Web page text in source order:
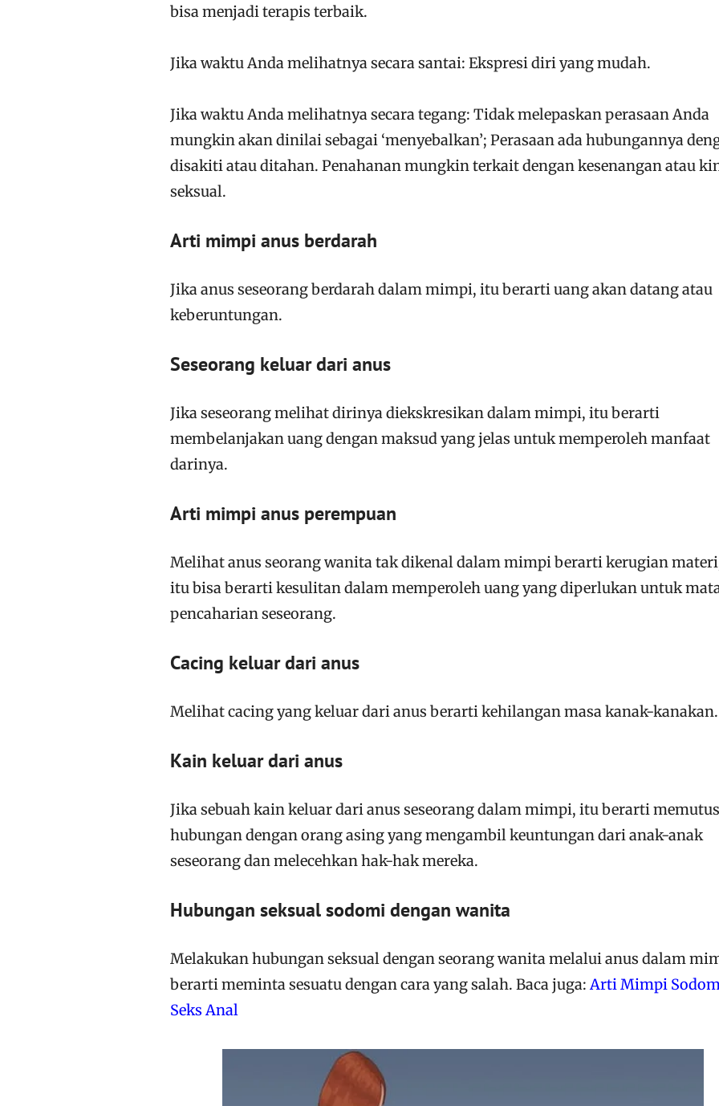
bisa menjadi terapis terbaik.
Jika waktu Anda melihatnya secara santai: Ekspresi diri yang mudah.
Jika waktu Anda melihatnya secara tegang: Tidak melepaskan perasaan Anda
mungkin akan dinilai sebagai ‘menyebalkan’; Perasaan ada hubungannya
disakiti atau ditahan. Penahanan mungkin terkait dengan kesenangan atau
seksual.
Arti mimpi anus berdarah
Jika anus seseorang berdarah dalam mimpi, itu berarti uang akan datang atau
keberuntungan.
Seseorang keluar dari anus
Jika seseorang melihat dirinya diekskresikan dalam mimpi, itu berarti
membelanjakan uang dengan maksud yang jelas untuk memperoleh manfaat
darinya.
Arti mimpi anus perempuan
Melihat anus seorang wanita tak dikenal dalam mimpi berarti kerugian
itu bisa berarti kesulitan dalam memperoleh uang yang diperlukan untuk
pencaharian seseorang.
Cacing keluar dari anus
Melihat cacing yang keluar dari anus berarti kehilangan masa kanak-kanakan.
Kain keluar dari anus
Jika sebuah kain keluar dari anus seseorang dalam mimpi, itu berarti
hubungan dengan orang asing yang mengambil keuntungan dari anak-anak
seseorang dan melecehkan hak-hak mereka.
Hubungan seksual sodomi dengan wanita
Melakukan hubungan seksual dengan seorang wanita melalui anus dalam
berarti meminta sesuatu dengan cara yang salah. Baca juga:Arti Mimpi
Seks Anal